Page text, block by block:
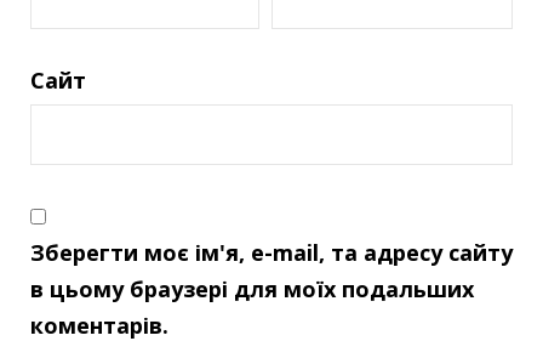
Сайт
Зберегти моє ім'я, e-mail, та адресу сайту
в цьому браузері для моїх подальших
коментарів.